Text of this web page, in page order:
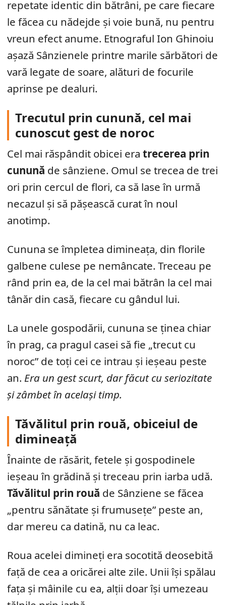
repetate identic din bătrâni, pe care fiecare
le făcea cu nădejde și voie bună, nu pentru
vreun efect anume. Etnograful Ion Ghinoiu
așază Sânzienele printre marile sărbători de
vară legate de soare, alături de focurile
aprinse pe dealuri.
Trecutul prin cunună, cel mai
cunoscut gest de noroc
Cel mai răspândit obicei era trecerea prin
cunună de sânziene. Omul se trecea de trei
ori prin cercul de flori, ca să lase în urmă
necazul și să pășească curat în noul
anotimp.
Cununa se împletea dimineața, din florile
galbene culese pe nemâncate. Treceau pe
rând prin ea, de la cel mai bătrân la cel mai
tânăr din casă, fiecare cu gândul lui.
La unele gospodării, cununa se ținea chiar
în prag, ca pragul casei să fie „trecut cu
noroc” de toți cei ce intrau și ieșeau peste
an. Era un gest scurt, dar făcut cu seriozitate
și zâmbet în același timp.
Tăvălitul prin rouă, obiceiul de
dimineață
Înainte de răsărit, fetele și gospodinele
ieșeau în grădină și treceau prin iarba udă.
Tăvălitul prin rouă de Sânziene se făcea
„pentru sănătate și frumusețe” peste an,
dar mereu ca datină, nu ca leac.
Roua acelei dimineți era socotită deosebită
față de cea a oricărei alte zile. Unii își spălau
fața și mâinile cu ea, alții doar își umezeau